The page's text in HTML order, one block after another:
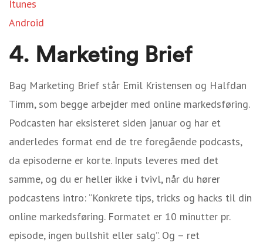
Itunes
Android
4. Marketing Brief
Bag Marketing Brief står Emil Kristensen og Halfdan
Timm, som begge arbejder med online markedsføring.
Podcasten har eksisteret siden januar og har et
anderledes format end de tre foregående podcasts,
da episoderne er korte. Inputs leveres med det
samme, og du er heller ikke i tvivl, når du hører
podcastens intro: “Konkrete tips, tricks og hacks til din
online markedsføring. Formatet er 10 minutter pr.
episode, ingen bullshit eller salg”. Og – ret